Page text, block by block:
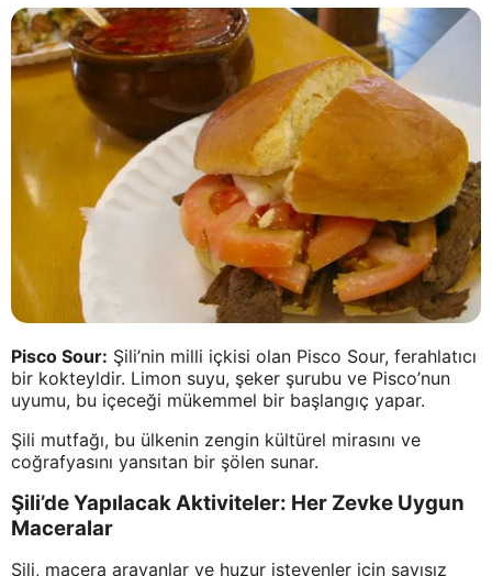
Pisco Sour: Şili’nin milli içkisi olan Pisco Sour, ferahlatıcı
bir kokteyldir. Limon suyu, şeker şurubu ve Pisco’nun
uyumu, bu içeceği mükemmel bir başlangıç yapar.
Şili mutfağı, bu ülkenin zengin kültürel mirasını ve
coğrafyasını yansıtan bir şölen sunar.
Şili’de Yapılacak Aktiviteler: Her Zevke Uygun
Maceralar
Şili, macera arayanlar ve huzur isteyenler için sayısız